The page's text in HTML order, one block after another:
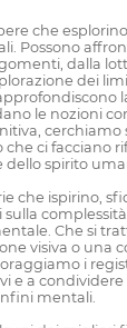
che
Possono
dalla
dei
le nozioni
cerchiamo
che ci facciano
dello spirito
che ispirino,
sulla
Che si
visiva o una
i
e a condividere
mentali.